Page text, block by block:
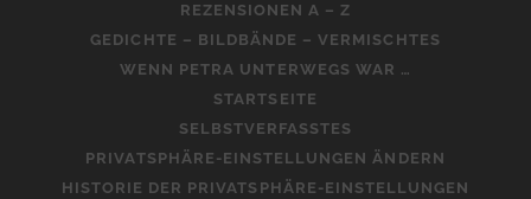
REZENSIONEN A – Z
GEDICHTE – BILDBÄNDE – VERMISCHTES
WENN PETRA UNTERWEGS WAR …
STARTSEITE
SELBSTVERFASSTES
PRIVATSPHÄRE-EINSTELLUNGEN ÄNDERN
HISTORIE DER PRIVATSPHÄRE-EINSTELLUNGEN